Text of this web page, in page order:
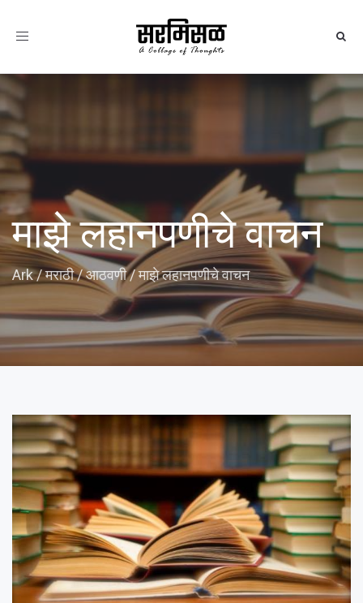
Toggle
माझे लहानपणीचे वाचन
Ark/मराठी/आठवणी/माझे लहानपणीचे वाचन